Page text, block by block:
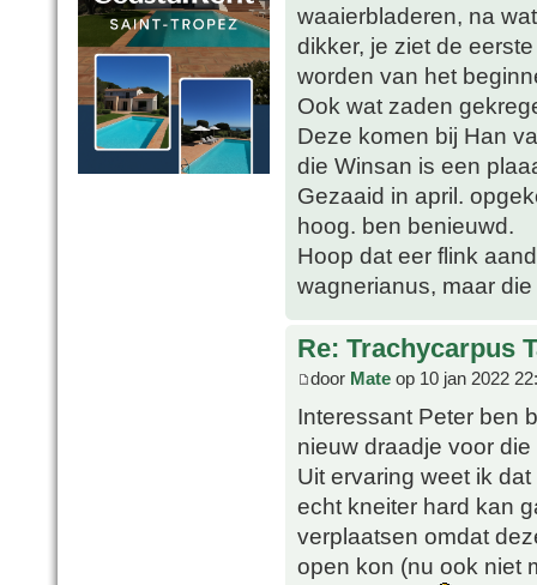
waaierbladeren, na
dikker, je ziet de
worden van het
Ook wat zaden
Deze komen bij Han
die Winsan is een
Gezaaid in april.
hoog. ben benieuwd.
Hoop dat eer flink
wagnerianus, maar
Re: Trachycarpus
door Mate op 10 jan 2022
Interessant Peter ben
nieuw draadje voor
Uit ervaring weet ik
echt kneiter hard kan
verplaatsen omdat
open kon (nu ook niet